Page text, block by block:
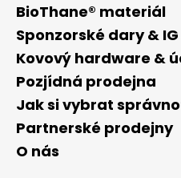
BioThane® materiál
Sponzorské dary &
Kovový hardware &
Pozjídná prodejna
Jak si vybrat
Partnerské prodejny
O nás